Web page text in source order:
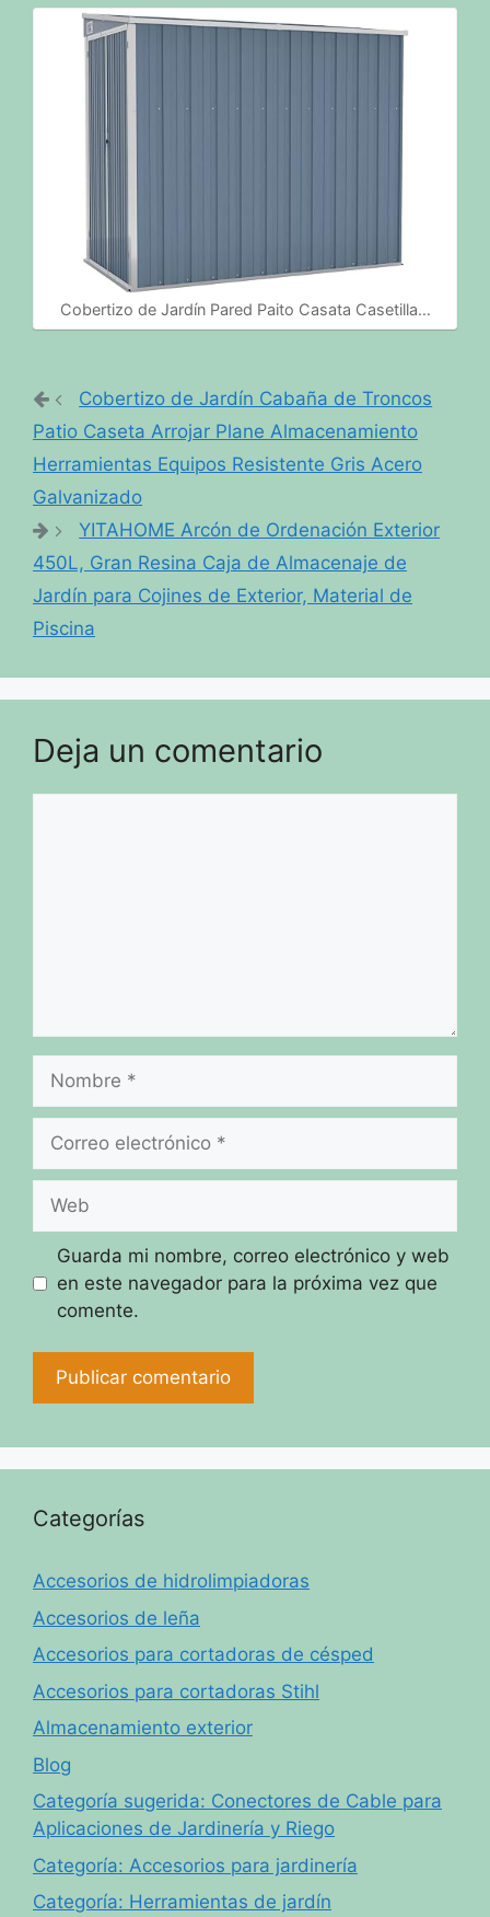
Cobertizo de Jardín Pared Paito Casata Casetilla…
Cobertizo de Jardín Cabaña de Troncos
Patio Caseta Arrojar Plane Almacenamiento
Herramientas Equipos Resistente Gris Acero
Galvanizado
YITAHOME Arcón de Ordenación Exterior
450L, Gran Resina Caja de Almacenaje de
Jardín para Cojines de Exterior, Material de
Piscina
Deja un comentario
electrónico
Guarda mi nombre, correo electrónico y web
en este navegador para la próxima vez que
comente.
Categorías
Accesorios de hidrolimpiadoras
Accesorios de leña
Accesorios para cortadoras de césped
Accesorios para cortadoras Stihl
Almacenamiento exterior
Blog
Categoría sugerida: Conectores de Cable para
Aplicaciones de Jardinería y Riego
Categoría: Accesorios para jardinería
Categoría: Herramientas de jardín